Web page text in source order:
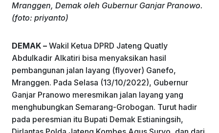
b
o
k
p
Mranggen, Demak oleh Gubernur Ganjar Pranowo.
(foto: priyanto)
DEMAK – Wakil Ketua DPRD Jateng Quatly
Abdulkadir Alkatiri bisa menyaksikan hasil
pembangunan jalan layang (flyover) Ganefo,
Mranggen. Pada Selasa (13/10/2022), Gubernur
Ganjar Pranowo meresmikan jalan layang yang
menghubungkan Semarang-Grobogan. Turut hadir
pada peresmian itu Bupati Demak Estianingsih,